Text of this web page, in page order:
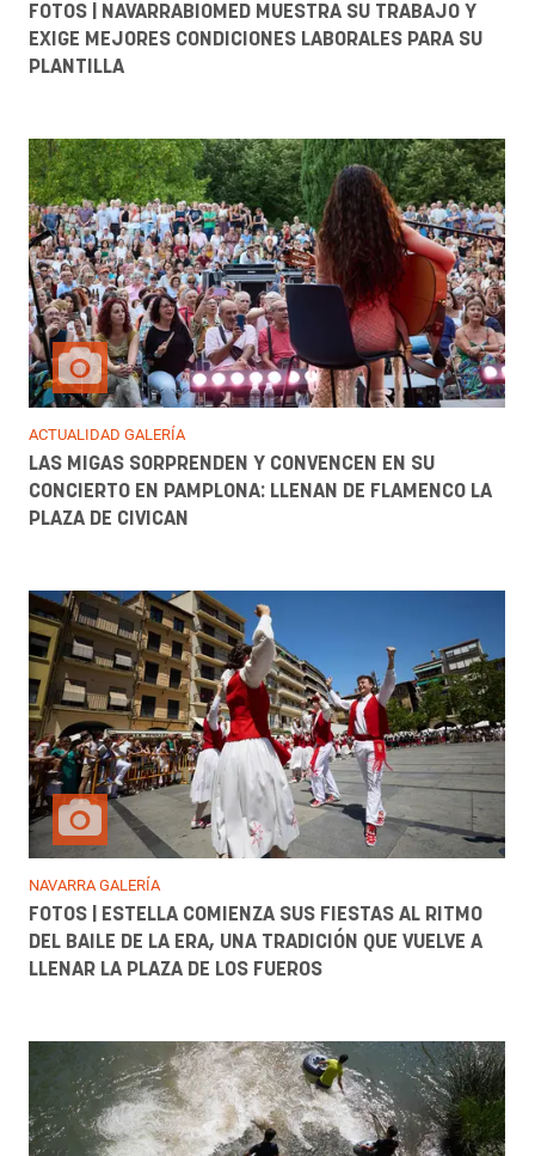
FOTOS | NAVARRABIOMED MUESTRA SU TRABAJO Y
EXIGE MEJORES CONDICIONES LABORALES PARA SU
PLANTILLA
ACTUALIDAD GALERÍA
LAS MIGAS SORPRENDEN Y CONVENCEN EN SU
CONCIERTO EN PAMPLONA: LLENAN DE FLAMENCO LA
PLAZA DE CIVICAN
NAVARRA GALERÍA
FOTOS | ESTELLA COMIENZA SUS FIESTAS AL RITMO
DEL BAILE DE LA ERA, UNA TRADICIÓN QUE VUELVE A
LLENAR LA PLAZA DE LOS FUEROS